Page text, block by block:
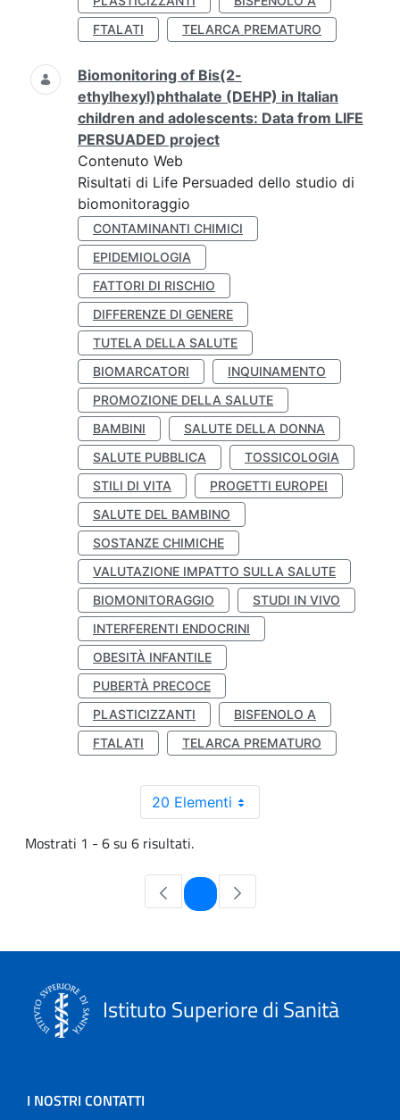
FTALATI
TELARCA PREMATURO
Biomonitoring of Bis(2-
ethylhexyl)phthalate (DEHP) in Italian
children and adolescents: Data from LIFE
PERSUADED project
Contenuto Web
Risultati di Life Persuaded dello studio di
biomonitoraggio
CONTAMINANTI CHIMICI
EPIDEMIOLOGIA
FATTORI DI RISCHIO
DIFFERENZE DI GENERE
TUTELA DELLA SALUTE
BIOMARCATORI
INQUINAMENTO
PROMOZIONE DELLA SALUTE
BAMBINI
SALUTE DELLA DONNA
SALUTE PUBBLICA
TOSSICOLOGIA
STILI DI VITA
PROGETTI EUROPEI
SALUTE DEL BAMBINO
SOSTANZE CHIMICHE
VALUTAZIONE IMPATTO SULLA SALUTE
BIOMONITORAGGIO
STUDI IN VIVO
INTERFERENTI ENDOCRINI
OBESITÀ INFANTILE
PUBERTÀ PRECOCE
PLASTICIZZANTI
BISFENOLO A
FTALATI
TELARCA PREMATURO
20 Elementi
Mostrati 1 - 6 su 6 risultati.
Pagina
Istituto Superiore di Sanità
I NOSTRI CONTATTI